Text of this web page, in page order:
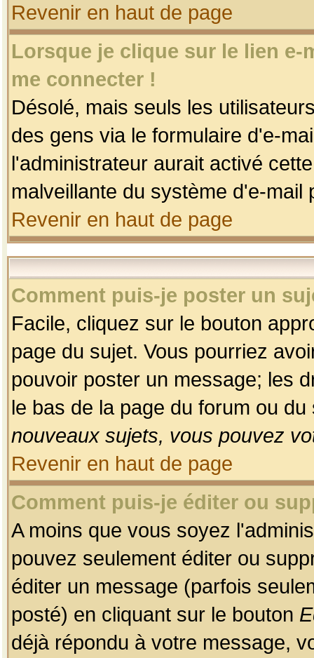
Revenir en haut de page
Lorsque je clique sur le lien
me connecter !
Désolé, mais seuls les
des gens via le formulaire d'e-
l'administrateur aurait activé
malveillante du système d'e-
Revenir en haut de page
Comment puis-je poster un
Facile, cliquez sur le bouton
page du sujet. Vous pourriez
pouvoir poster un message; les
le bas de la page du forum ou
nouveaux sujets, vous pouvez
Revenir en haut de page
Comment puis-je éditer ou
A moins que vous soyez
pouvez seulement éditer ou
éditer un message (parfois
posté) en cliquant sur le bouton
déjà répondu à votre message,